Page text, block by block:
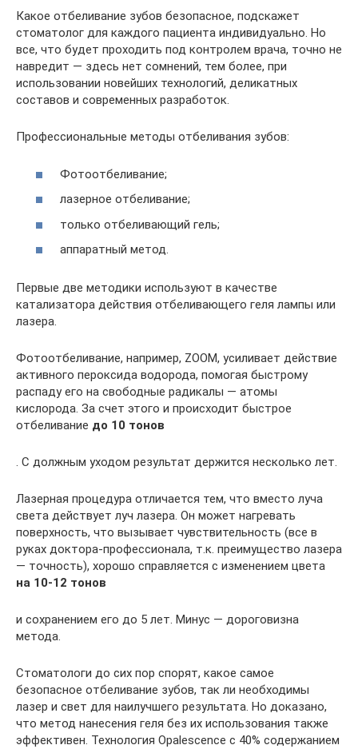
Какое отбеливание зубов безопасное, подскажет
стоматолог для каждого пациента индивидуально. Но
все, что будет проходить под контролем врача, точно не
навредит — здесь нет сомнений, тем более, при
использовании новейших технологий, деликатных
составов и современных разработок.
Профессиональные методы отбеливания зубов:
Фотоотбеливание;
лазерное отбеливание;
только отбеливающий гель;
аппаратный метод.
Первые две методики используют в качестве
катализатора действия отбеливающего геля лампы или
лазера.
Фотоотбеливание, например, ZOOM, усиливает действие
активного пероксида водорода, помогая быстрому
распаду его на свободные радикалы — атомы
кислорода. За счет этого и происходит быстрое
отбеливание до 10 тонов
. С должным уходом результат держится несколько лет.
Лазерная процедура отличается тем, что вместо луча
света действует луч лазера. Он может нагревать
поверхность, что вызывает чувствительность (все в
руках доктора-профессионала, т.к. преимущество лазера
— точность), хорошо справляется с изменением цвета
на 10-12 тонов
и сохранением его до 5 лет. Минус — дороговизна
метода.
Стоматологи до сих пор спорят, какое самое
безопасное отбеливание зубов, так ли необходимы
лазер и свет для наилучшего результата. Но доказано,
что метод нанесения геля без их использования также
эффективен. Технология Opalescence с 40% содержанием